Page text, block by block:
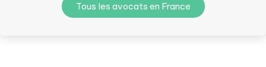
Tous les avocats en France